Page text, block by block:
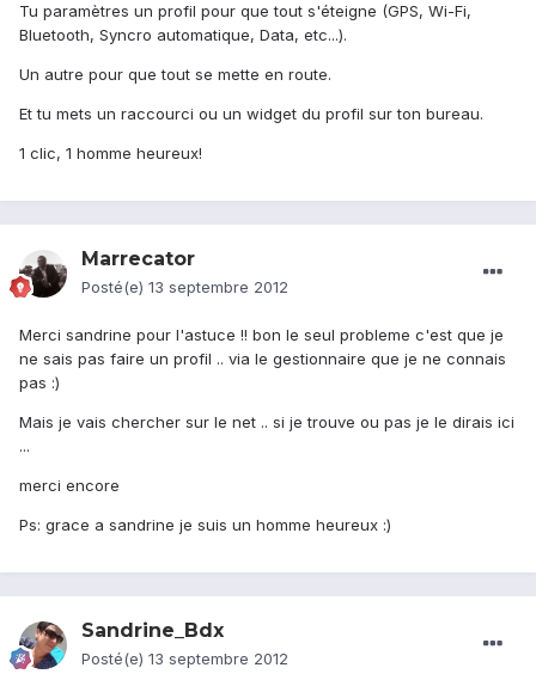
Tu paramètres un profil pour que tout s'éteigne (GPS, Wi-Fi,
Bluetooth, Syncro automatique, Data, etc...).
Un autre pour que tout se mette en route.
Et tu mets un raccourci ou un widget du profil sur ton bureau.
1 clic, 1 homme heureux!
Marrecator
Posté(e) 13 septembre 2012
Merci sandrine pour l'astuce !! bon le seul probleme c'est que je
ne sais pas faire un profil .. via le gestionnaire que je ne connais
pas :)
Mais je vais chercher sur le net .. si je trouve ou pas je le dirais ici
...
merci encore
Ps: grace a sandrine je suis un homme heureux :)
Sandrine_Bdx
Posté(e) 13 septembre 2012